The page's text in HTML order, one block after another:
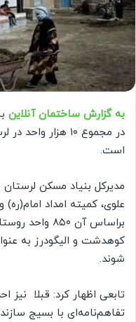
به گزارش ساختمان آنلاین
در مجموع ۱۰ هزار
است.
مدیرکل بنیاد مسکن لرستان
علوی، کمیته امداد
براساس آن
کوهدشت و الیگودرز به
شوند.
تفاهم‌نامه‌ای با بسیج